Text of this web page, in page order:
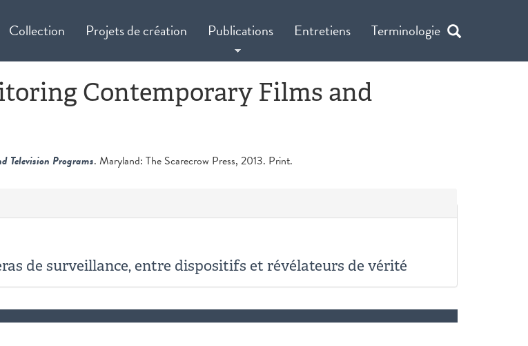
Collection Projets de création Publications Entretiens Terminologie
Contemporary Films and
Television Programs. Maryland: The Scarecrow Press, 2013. Print.
de surveillance, entre dispositifs et révélateurs de vérité